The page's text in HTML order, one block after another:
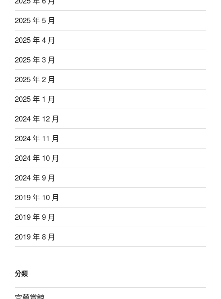
2025 年 5 月
2025 年 4 月
2025 年 3 月
2025 年 2 月
2025 年 1 月
2024 年 12 月
2024 年 11 月
2024 年 10 月
2024 年 9 月
2019 年 10 月
2019 年 9 月
2019 年 8 月
分類